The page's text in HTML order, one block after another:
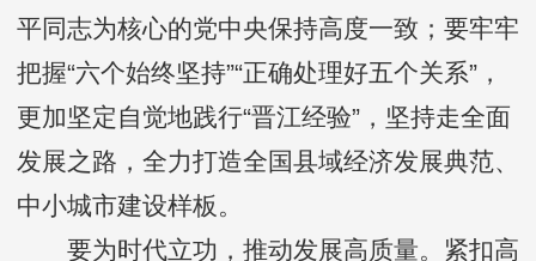
平同志为核心的党中央保持高度一致；要牢牢
把握“六个始终坚持”“正确处理好五个关系”，
更加坚定自觉地践行“晋江经验”，坚持走全面
发展之路，全力打造全国县域经济发展典范、
中小城市建设样板。
要为时代立功，推动发展高质量。紧扣高